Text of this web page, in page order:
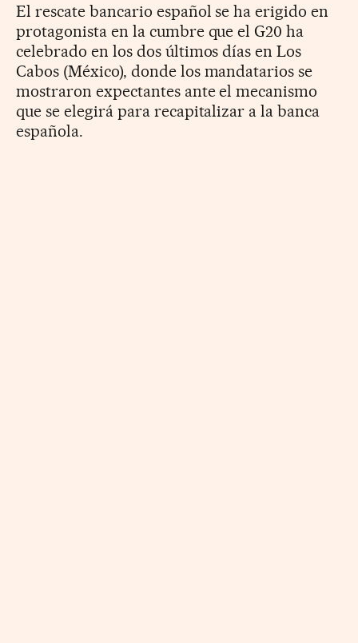
El rescate bancario español se ha erigido en
protagonista en la cumbre que el G20 ha
celebrado en los dos últimos días en Los
Cabos (México), donde los mandatarios se
mostraron expectantes ante el mecanismo
que se elegirá para recapitalizar a la banca
española.